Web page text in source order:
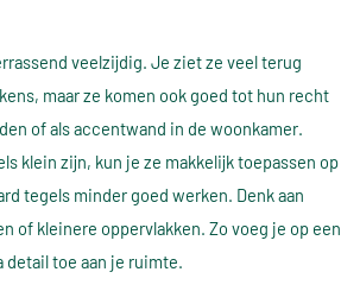
veelzijdig. Je ziet ze veel terug
maar ze komen ook goed tot hun recht
of als accentwand in de woonkamer.
klein zijn, kun je ze makkelijk toepassen op
tegels minder goed werken. Denk aan
of kleinere oppervlakken. Zo voeg je op een
detail toe aan je ruimte.